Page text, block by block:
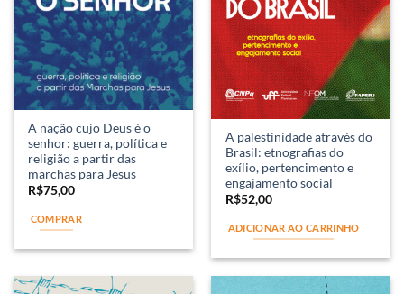
A nação cujo Deus é o
senhor: guerra, política e
religião a partir das
marchas para Jesus
R$75,00
COMPRAR
A palestinidade através do
Brasil: etnografias do
exílio, pertencimento e
engajamento social
R$52,00
ADICIONAR AO CARRINHO